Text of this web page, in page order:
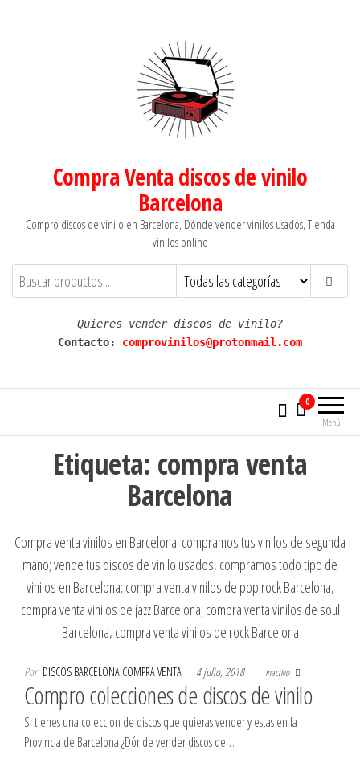
Compra Venta discos de vinilo
Barcelona
Compro discos de vinilo en Barcelona, Dónde vender vinilos usados, Tienda
vinilos online
Quieres vender discos de vinilo?
Contacto: comprovinilos@protonmail.com
Menú
0
Etiqueta: compra venta
Barcelona
Compra venta vinilos en Barcelona: compramos tus vinilos de segunda
mano; vende tus discos de vinilo usados, compramos todo tipo de
vinilos en Barcelona; compra venta vinilos de pop rock Barcelona,
compra venta vinilos de jazz Barcelona; compra venta vinilos de soul
Barcelona, compra venta vinilos de rock Barcelona
Por DISCOS BARCELONA COMPRA VENTA 4 julio, 2018 Inactivo
Compro colecciones de discos de vinilo
Si tienes una coleccion de discos que quieras vender y estas en la
Provincia de Barcelona ¿Dónde vender discos de…